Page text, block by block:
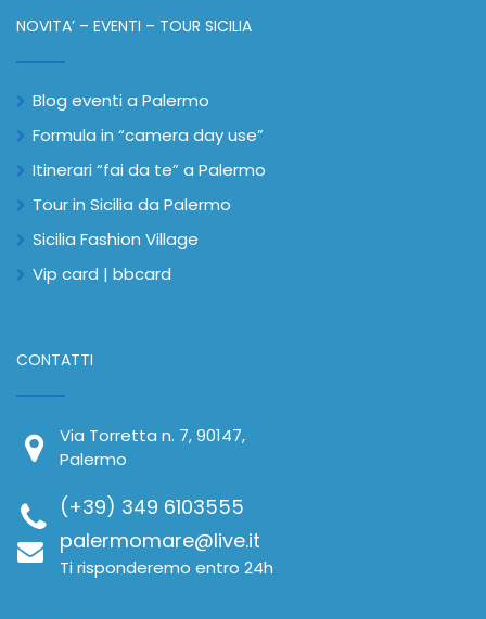
NOVITA’ – EVENTI – TOUR SICILIA
Blog eventi a Palermo
Formula in “camera day use”
Itinerari “fai da te” a Palermo
Tour in Sicilia da Palermo
Sicilia Fashion Village
Vip card | bbcard
CONTATTI
Via Torretta n. 7, 90147,
Palermo
(+39) 349 6103555
palermomare@live.it
Ti risponderemo entro 24h